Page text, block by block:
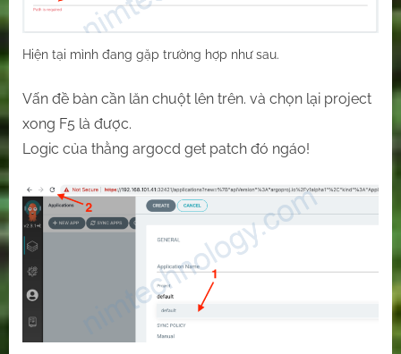
Hiện tại mình đang gặp trường hợp như sau.
Vấn đề bàn cần lăn chuột lên trên. và chọn lại project
xong F5 là được.
Logic của thằng argocd get patch đó ngáo!